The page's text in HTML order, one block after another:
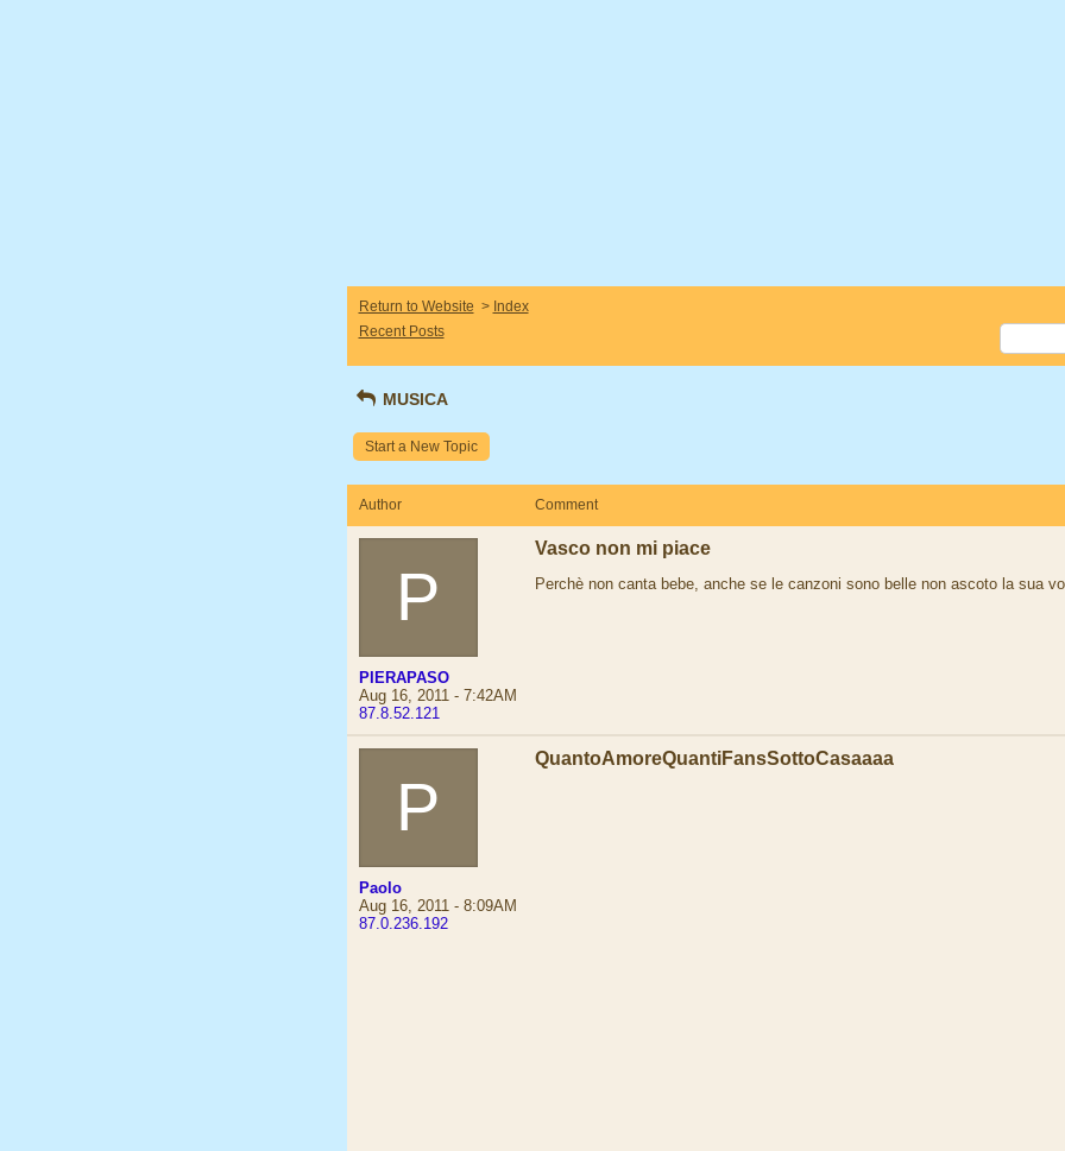
Return to Website > Index
Recent Posts
MUSICA
Start a New Topic
Author Comment
P
PIERAPASO
Aug 16, 2011 - 7:42AM
87.8.52.121
Vasco non mi piace
Perchè non canta bebe, anche se le canzoni sono belle non ascoto la sua
P
Paolo
Aug 16, 2011 - 8:09AM
87.0.236.192
QuantoAmoreQuantiFansSottoCasaaaa